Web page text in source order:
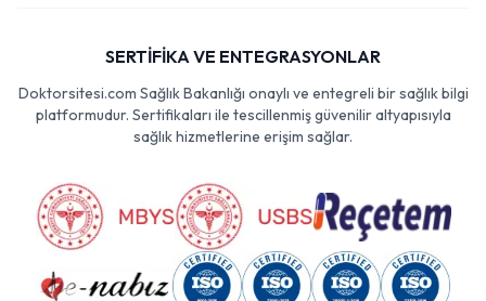
SERTİFİKA VE ENTEGRASYONLAR
Doktorsitesi.com Sağlık Bakanlığı onaylı ve entegreli bir sağlık bilgi
platformudur. Sertifikaları ile tescillenmiş güvenilir altyapısıyla
sağlık hizmetlerine erişim sağlar.